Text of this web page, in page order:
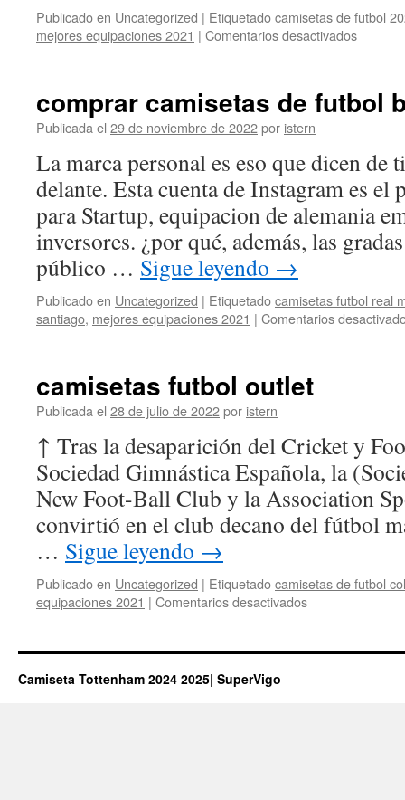
Publicado en Uncategorized | Etiquetadocamisetas de futbol
mejores equipaciones 2021 | Comentarios desactivadosen
de
comprar camisetas de futbol
Publicada el 29 de noviembre de 2022por istern
La marca personal es eso que dicen de
delante. Esta cuenta de Instagram es el
para Startup, equipacion de alemania
inversores. ¿por qué, además, las
público … Sigue leyendo →
Publicado en Uncategorized | Etiquetadocamisetas futbol real
santiago, mejores equipaciones 2021 | Comentarios
camisetas futbol outlet
Publicada el 28 de julio de 2022por istern
↑ Tras la desaparición del Cricket y
Sociedad Gimnástica Española, la
New Foot-Ball Club y la Association
convirtió en el club decano del fútbol
… Sigue leyendo →
Publicado en Uncategorized | Etiquetadocamisetas de futbol
equipaciones 2021 | Comentarios desactivadosen
outlet
Camiseta Tottenham 2024 2025| SuperVigo